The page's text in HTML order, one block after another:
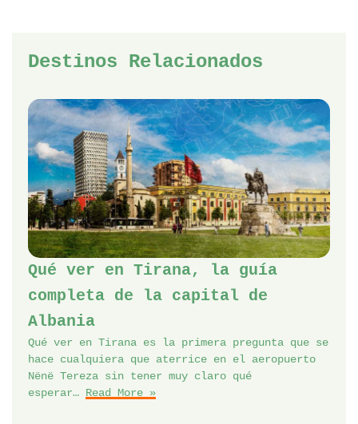
Destinos Relacionados
Qué ver en Tirana, la guía
completa de la capital de
Albania
Qué ver en Tirana es la primera pregunta que se
hace cualquiera que aterrice en el aeropuerto
Nënë Tereza sin tener muy claro qué
esperar… Read More »